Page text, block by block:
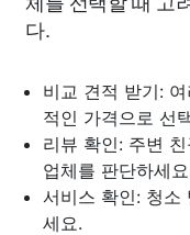
다.
비교 견적 받기:
적인 가격으로 선
리뷰 확인: 주변
업체를 판단하세
서비스 확인: 청소
세요.